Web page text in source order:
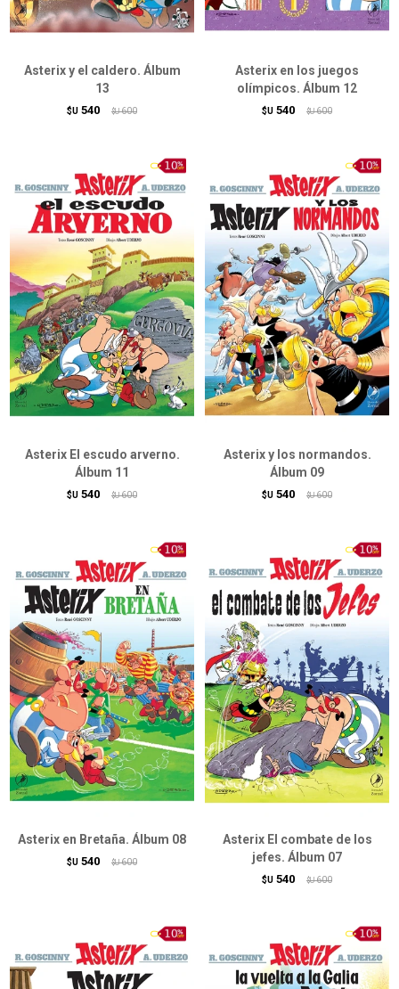
Asterix y el caldero. Álbum
13
$U 540 $U 600
Asterix en los juegos
olímpicos. Álbum 12
$U 540 $U 600
Asterix El escudo arverno.
Álbum 11
$U 540 $U 600
Asterix y los normandos.
Álbum 09
$U 540 $U 600
Asterix en Bretaña. Álbum 08
$U 540 $U 600
Asterix El combate de los
jefes. Álbum 07
$U 540 $U 600